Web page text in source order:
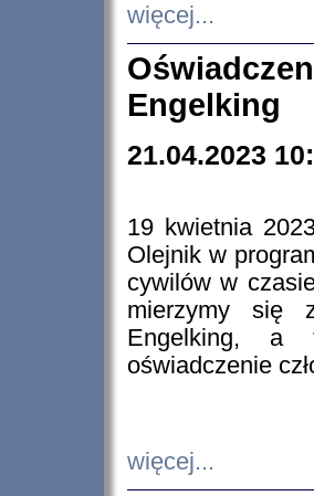
więcej...
Engelking
21.04.2023
19 kwietnia
Olejnik w
cywilów w
mierzymy się
Engelking, a
oświadczenie
więcej...